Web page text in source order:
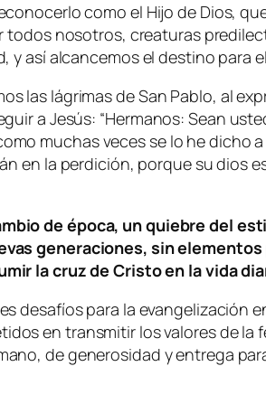
como el Hijo de Dios,
todos nosotros, creaturas
y así alcancemos el destino para
las lágrimas de San Pablo, al
a Jesús: “Hermanos: Sean
muchas veces se lo he dicho
en la perdición, porque su dios
de época, un quiebre del
generaciones, sin
la cruz de Cristo en la vida
desafíos para la
en transmitir los valores de la
de generosidad y entrega